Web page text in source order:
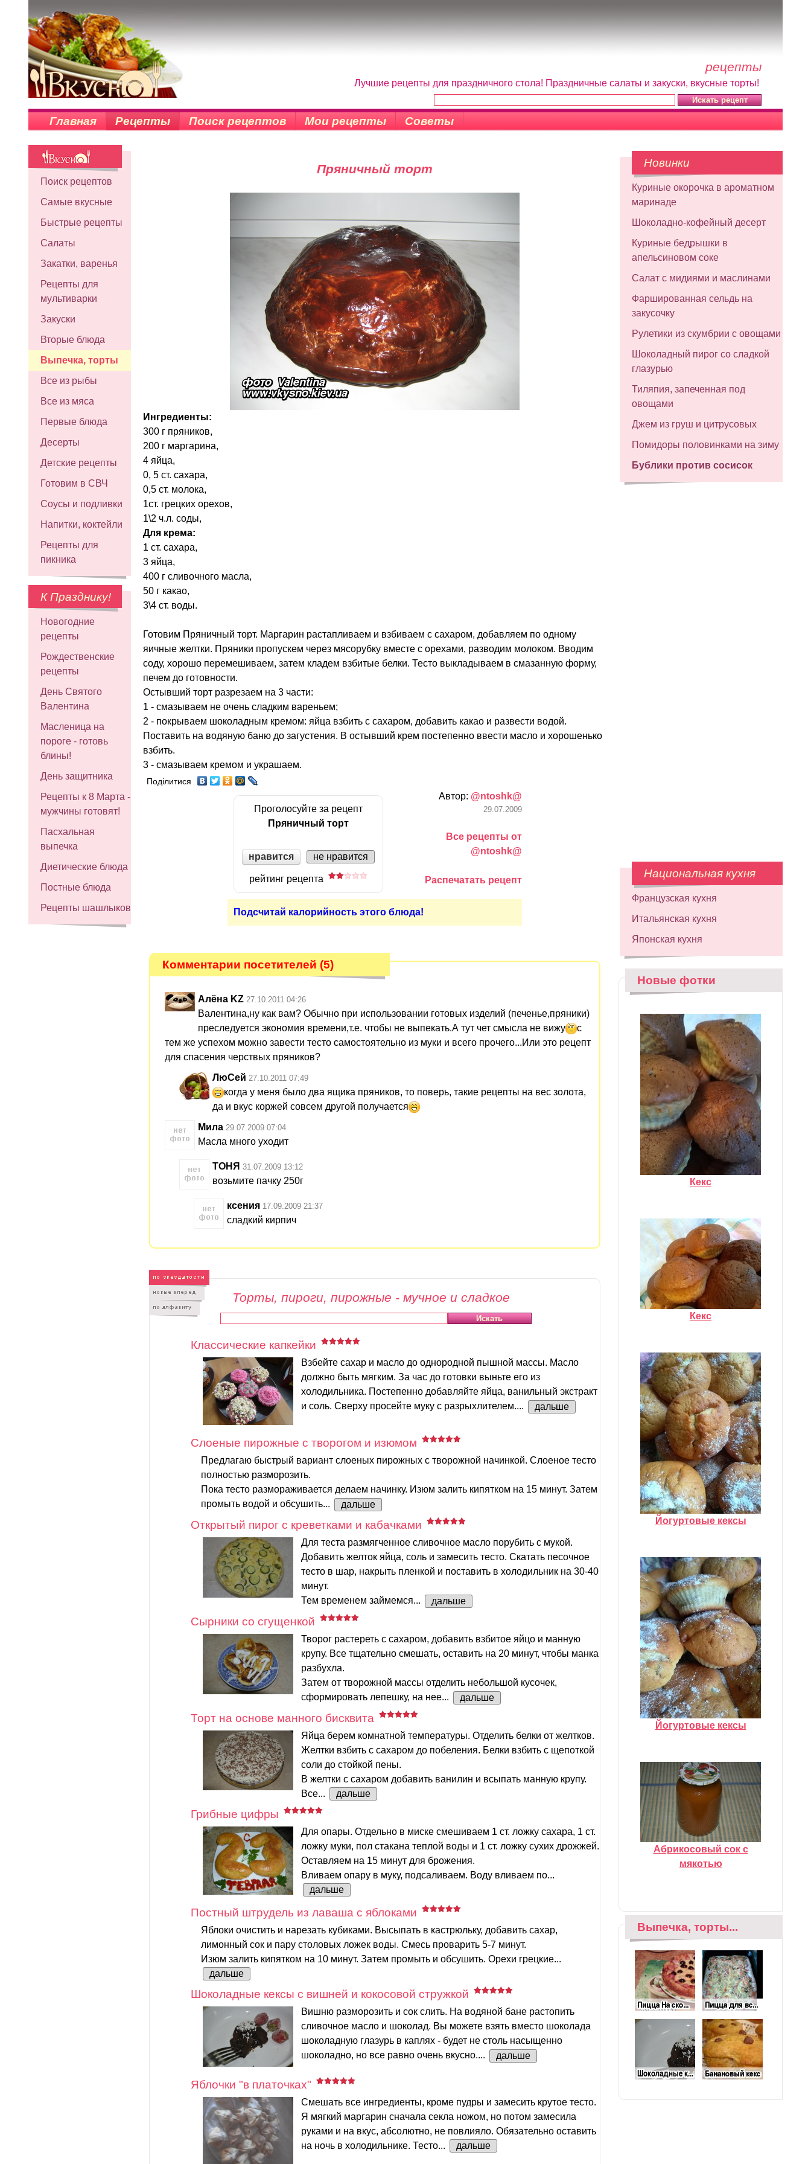
рецепты
Лучшие рецепты для праздничного стола! Праздничные салаты и закуски, вкусные торты!
Главная Рецепты Поиск рецептов Мои рецепты Советы
Поиск рецептов
Самые вкусные
Быстрые рецепты
Салаты
Закатки, варенья
Рецепты для
мультиварки
Закуски
Вторые блюда
Выпечка, торты
Все из рыбы
Все из мяса
Первые блюда
Десерты
Детские рецепты
Готовим в СВЧ
Соусы и подливки
Напитки, коктейли
Рецепты для
пикника
К Празднику!
Новогодние
рецепты
Рождественские
рецепты
День Святого
Валентина
Масленица на
пороге - готовь
блины!
День защитника
Рецепты к 8 Марта -
мужчины готовят!
Пасхальная
выпечка
Диетические блюда
Постные блюда
Рецепты шашлыков
Пряничный торт
Ингредиенты:
300 г пряников,
200 г маргарина,
4 яйца,
0, 5 ст. сахара,
0,5 ст. молока,
1ст. грецких орехов,
1\2 ч.л. соды,
Для крема:
1 ст. сахара,
3 яйца,
400 г сливочного масла,
50 г какао,
3\4 ст. воды.
Готовим Пряничный торт. Маргарин растапливаем и взбиваем с сахаром, добавляем по одному
яичные желтки. Пряники пропускем через мясорубку вместе с орехами, разводим молоком. Вводим
соду, хорошо перемешиваем, затем кладем взбитые белки. Тесто выкладываем в смазанную форму,
печем до готовности.
Остывший торт разрезаем на 3 части:
1 - смазываем не очень сладким вареньем;
2 - покрываем шоколадным кремом: яйца взбить с сахаром, добавить какао и развести водой.
Поставить на водяную баню до загустения. В остывший крем постепенно ввести масло и хорошенько
взбить.
3 - смазываем кремом и украшаем.
Поділитися
Проголосуйте за рецепт
Пряничный торт
нравится не нравится
рейтинг рецепта
Автор: @ntoshk@
29.07.2009
Все рецепты от
@ntoshk@
Распечатать рецепт
Подсчитай калорийность этого блюда!
Комментарии посетителей (5)
Алёна KZ 27.10.2011 04:26
Валентина,ну как вам? Обычно при использовании готовых изделий (печенье,пряники)
преследуется экономия времени,т.е. чтобы не выпекать.А тут чет смысла не вижу
с
тем же успехом можно завести тесто самостоятельно из муки и всего прочего...Или это рецепт
для спасения черствых пряников?
ЛюСей 27.10.2011 07:49
когда у меня было два ящика пряников, то поверь, такие рецепты на вес золота,
да и вкус коржей совсем другой получается
Мила 29.07.2009 07:04
Масла много уходит
ТОНЯ 31.07.2009 13:12
возьмите пачку 250г
ксения 17.09.2009 21:37
сладкий кирпич
Торты, пироги, пирожные - мучное и сладкое
Классические капкейки
Взбейте сахар и масло до однородной пышной массы. Масло
должно быть мягким. За час до готовки выньте его из
холодильника. Постепенно добавляйте яйца, ванильный экстракт
и соль. Сверху просейте муку с разрыхлителем....
дальше
Слоеные пирожные с творогом и изюмом
Предлагаю быстрый вариант слоеных пирожных с творожной начинкой. Слоеное тесто
полностью разморозить.
Пока тесто размораживается делаем начинку. Изюм залить кипятком на 15 минут. Затем
промыть водой и обсушить...
дальше
Открытый пирог с креветками и кабачками
Для теста размягченное сливочное масло порубить с мукой.
Добавить желток яйца, соль и замесить тесто. Скатать песочное
тесто в шар, накрыть пленкой и поставить в холодильник на 30-40
минут.
Тем временем займемся...
дальше
Сырники со сгущенкой
Творог растереть с сахаром, добавить взбитое яйцо и манную
крупу. Все тщательно смешать, оставить на 20 минут, чтобы манка
разбухла.
Затем от творожной массы отделить небольшой кусочек,
сформировать лепешку, на нее...
дальше
Торт на основе манного бисквита
Яйца берем комнатной температуры. Отделить белки от желтков.
Желтки взбить с сахаром до побеления. Белки взбить с щепоткой
соли до стойкой пены.
В желтки с сахаром добавить ванилин и всыпать манную крупу.
Все...
дальше
Грибные цифры
Для опары. Отдельно в миске смешиваем 1 ст. ложку сахара, 1 ст.
ложку муки, пол стакана теплой воды и 1 ст. ложку сухих дрожжей.
Оставляем на 15 минут для брожения.
Вливаем опару в муку, подсаливаем. Воду вливаем по...
дальше
Постный штрудель из лаваша с яблоками
Яблоки очистить и нарезать кубиками. Высыпать в кастрюльку, добавить сахар,
лимонный сок и пару столовых ложек воды. Смесь проварить 5-7 минут.
Изюм залить кипятком на 10 минут. Затем промыть и обсушить. Орехи грецкие...
дальше
Шоколадные кексы с вишней и кокосовой стружкой
Вишню разморозить и сок слить. На водяной бане растопить
сливочное масло и шоколад. Вы можете взять вместо шоколада
шоколадную глазурь в каплях - будет не столь насыщенно
шоколадно, но все равно очень вкусно....
дальше
Яблочки "в платочках"
Смешать все ингредиенты, кроме пудры и замесить крутое тесто.
Я мягкий маргарин сначала секла ножом, но потом замесила
руками и на вкус, абсолютно, не повлияло. Обязательно оставить
на ночь в холодильнике. Тесто...
дальше
Новинки
Куриные окорочка в ароматном
маринаде
Шоколадно-кофейный десерт
Куриные бедрышки в
апельсиновом соке
Салат с мидиями и маслинами
Фаршированная сельдь на
закусочку
Рулетики из скумбрии с овощами
Шоколадный пирог со сладкой
глазурью
Тиляпия, запеченная под
овощами
Джем из груш и цитрусовых
Помидоры половинками на зиму
Бублики против сосисок
Национальная кухня
Французская кухня
Итальянская кухня
Японская кухня
Новые фотки
Кекс
Кекс
Йогуртовые кексы
Йогуртовые кексы
Абрикосовый сок с
мякотью
Выпечка, торты...